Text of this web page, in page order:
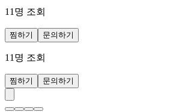
11 명 조회
찜하기 문의하기
11 명 조회
찜하기 문의하기